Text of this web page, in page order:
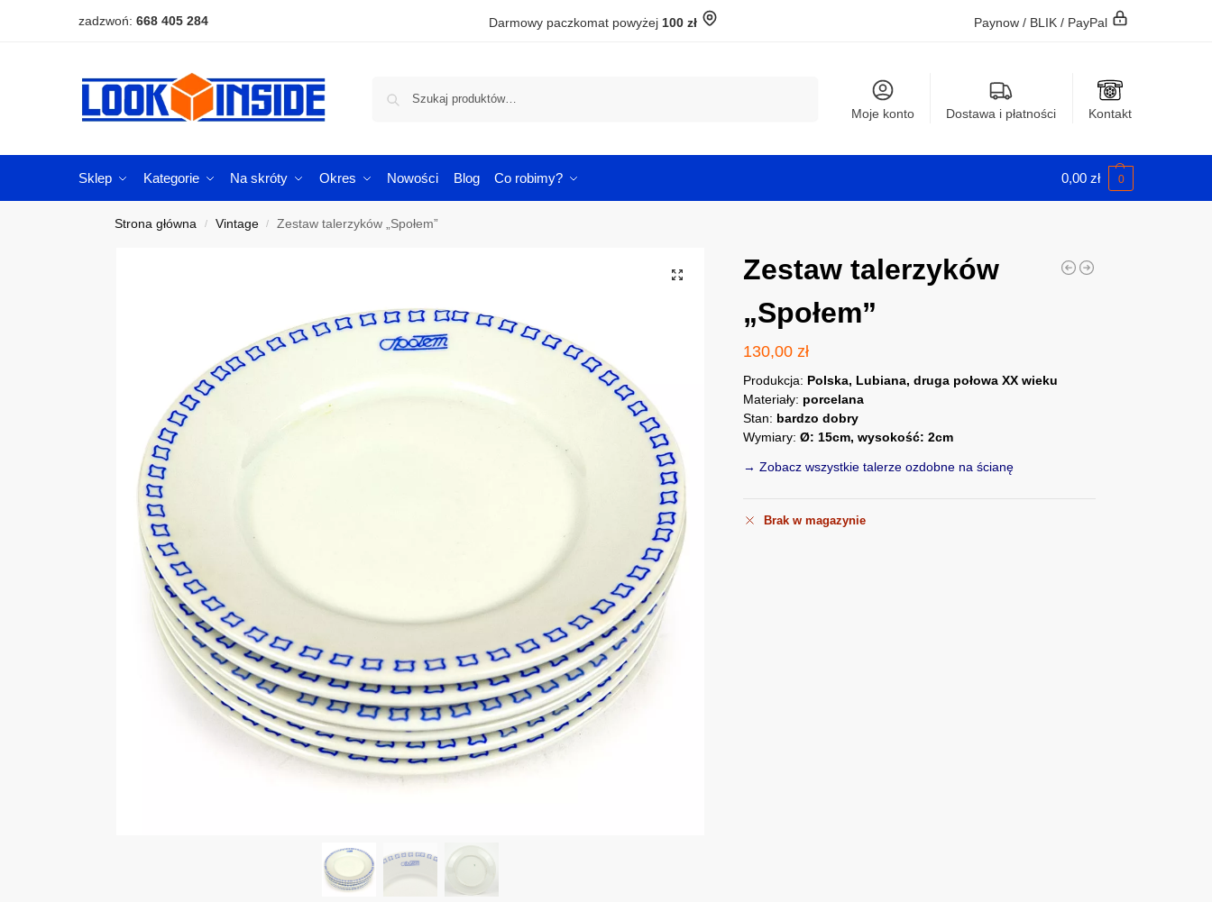
zadzwoń: 668 405 284 Darmowy paczkomat powyżej 100 zł Paynow / BLIK / PayPal
Moje konto Dostawa i płatności Kontakt
Sklep Kategorie Na skróty Okres Nowości Blog Co robimy? 0,00 zł 0
Strona główna / Vintage / Zestaw talerzyków „Społem”
Zestaw talerzyków
„Społem”
130,00zł
Produkcja: Polska, Lubiana, druga połowa XX wieku
Materiały: porcelana
Stan: bardzo dobry
Wymiary:Ø: 15cm, wysokość: 2cm
→ Zobacz wszystkie talerze ozdobne na ścianę
Brak w magazynie